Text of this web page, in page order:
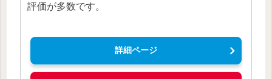
評価が多数です。
詳細ページ